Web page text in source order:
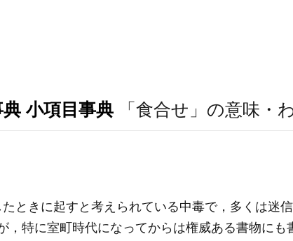
小項目事典 「食合せ」の意味・
ときに起すと考えられている中毒で，多くは迷
，特に室町時代になってからは権威ある書物に